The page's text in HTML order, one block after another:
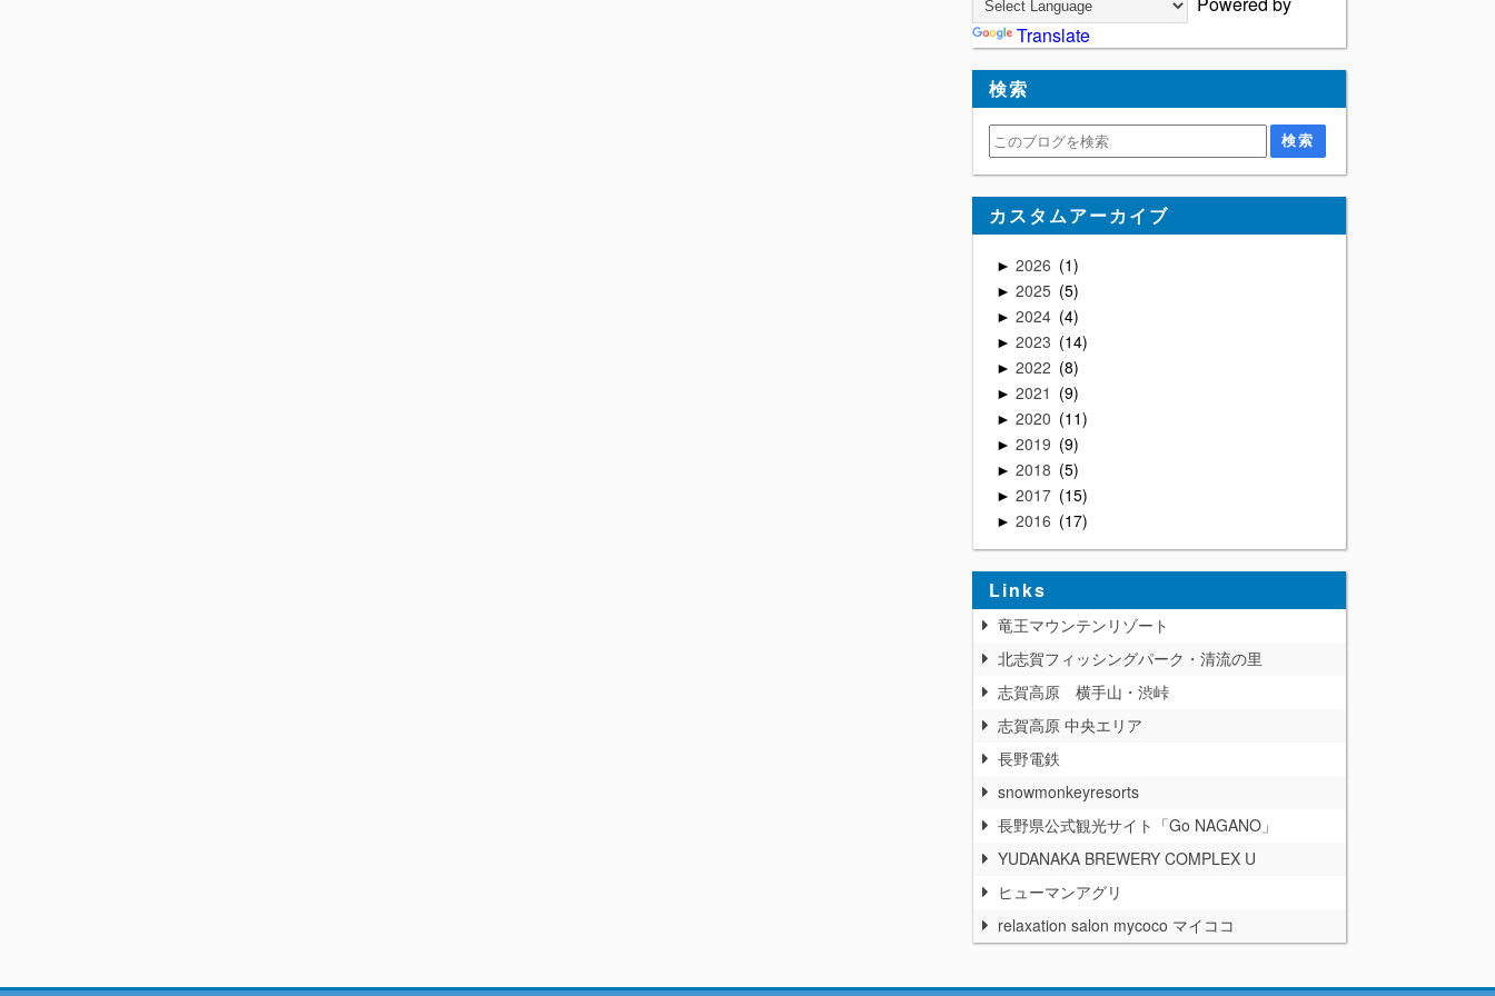
Translate
検索
カスタムアーカイブ
► 2026 1
► 2025 5
► 2024 4
► 2023 14
► 2022 8
► 2021 9
► 2020 11
► 2019 9
► 2018 5
► 2017 15
► 2016 17
Links
竜王マウンテンリゾート
北志賀フィッシングパーク・清流の里
志賀高原 横手山・渋峠
志賀高原 中央エリア
長野電鉄
snowmonkeyresorts
長野県公式観光サイト「Go NAGANO」
YUDANAKA BREWERY COMPLEX U
ヒューマンアグリ
relaxation salon mycoco マイココ